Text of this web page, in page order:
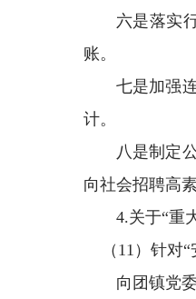
六是落实
账。
七是加强
计。
八是制定
向社会招聘高
4.关于“重
（11）针对“
向团镇党